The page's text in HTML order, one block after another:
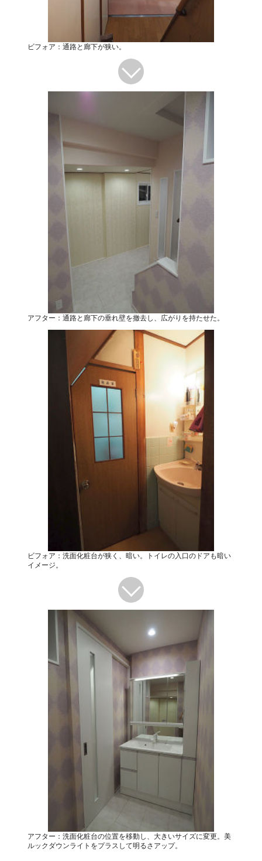
ビフォア：通路と廊下が狭い。
アフター：通路と廊下の垂れ壁を撤去し、広がりを持たせた。
ビフォア：洗面化粧台が狭く、暗い。トイレの入口のドアも暗い
イメージ。
アフター：洗面化粧台の位置を移動し、大きいサイズに変更。美
ルックダウンライトをプラスして明るさアップ。